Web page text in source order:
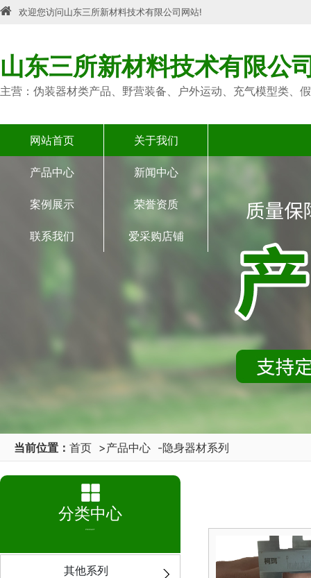
欢迎您访问山东三所新材料技术有限公司网站!
山东三所新材料技术有限公
主营：伪装器材类产品、野营装备、户外运动、充气模型类、
网站首页 关于我们
产品中心 新闻中心
案例展示 荣誉资质
联系我们 爱采购店铺
当前位置： 首页 >产品中心 -隐身器材系列
分类中心
PRODUCT
其他系列